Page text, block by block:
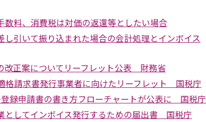
数料、消費税は対価の返還等としたい場合
し引いて振り込まれた場合の会計処理とインボイス
改正案についてリーフレット公表 財務省
請求書発行事業者に向けたリーフレット 国税庁
録申請書の書き方フローチャートが公表に 国税庁
としてインボイス発行するための届出書 国税庁